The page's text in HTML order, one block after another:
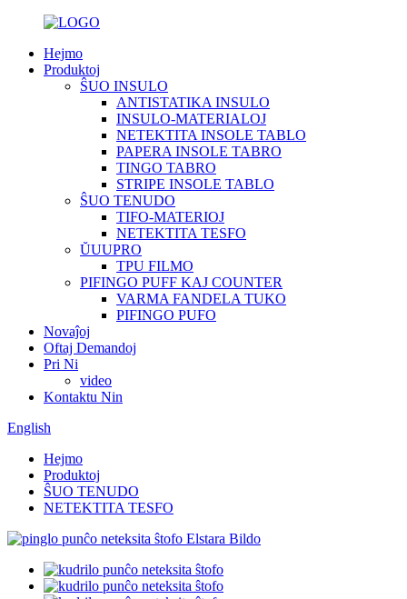
Hejmo
Produktoj
ŜUO INSULO
ANTISTATIKA INSULO
INSULO-MATERIALOJ
NETEKTITA INSOLE TABLO
PAPERA INSOLE TABRO
TINGO TABRO
STRIPE INSOLE TABLO
ŜUO TENUDO
TIFO-MATERIOJ
NETEKTITA TESFO
ŬUUPRO
TPU FILMO
PIFINGO PUFF KAJ COUNTER
VARMA FANDELA TUKO
PIFINGO PUFO
Novaĵoj
Oftaj Demandoj
Pri Ni
video
Kontaktu Nin
English
Hejmo
Produktoj
ŜUO TENUDO
NETEKTITA TESFO